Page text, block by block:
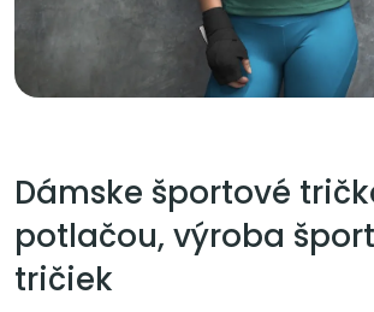
Dámske športové
potlačou, výroba
tričiek